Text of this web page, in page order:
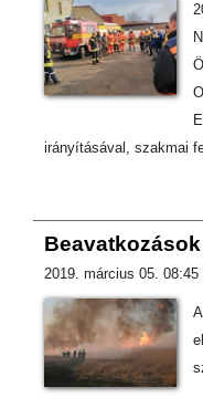
irányításával, szakmai
Beavatkozások
2019. március 05. 08:45